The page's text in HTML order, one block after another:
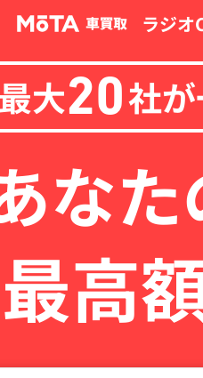
ラジオ
最大20社
な
最高